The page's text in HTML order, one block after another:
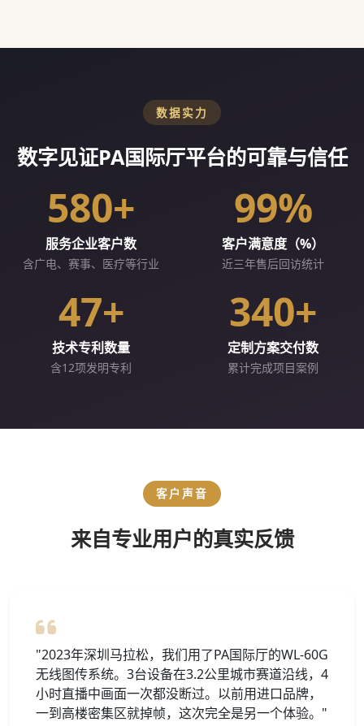
数据实力
数字见证PA国际厅平台的可靠与信任
580+
服务企业客户数
含广电、赛事、医疗等行业
99%
客户满意度（%）
近三年售后回访统计
47+
技术专利数量
含12项发明专利
340+
定制方案交付数
累计完成项目案例
客户声音
来自专业用户的真实反馈
"2023年深圳马拉松，我们用了PA国际厅的WL-60G
无线图传系统。3台设备在3.2公里城市赛道沿线，4
小时直播中画面一次都没断过。以前用进口品牌，
一到高楼密集区就掉帧，这次完全是另一个体验。"